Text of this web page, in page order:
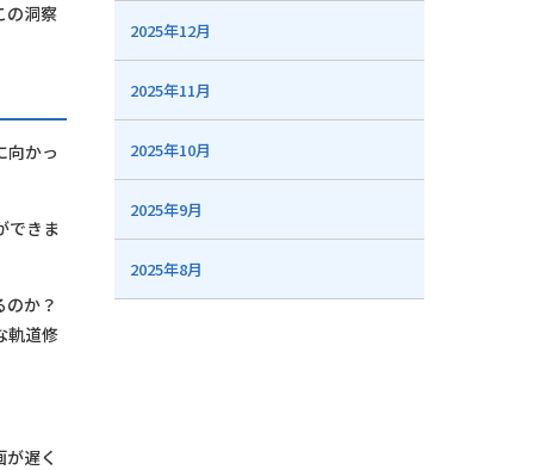
の洞察
向かっ
できま
か？
軌道修
遅く
2025年12月
2025年11月
2025年10月
2025年9月
2025年8月